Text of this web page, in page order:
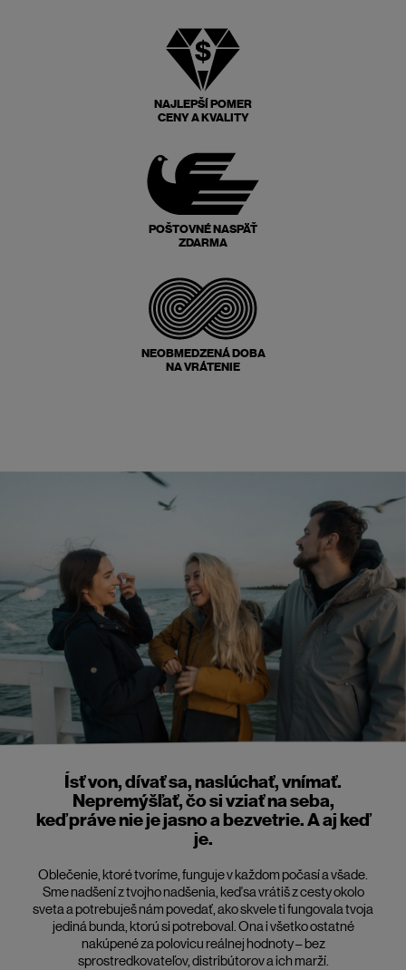
NAJLEPŠÍ POMER
CENY A KVALITY
POŠTOVNÉ NASPÄŤ
ZDARMA
NEOBMEDZENÁ DOBA
NA VRÁTENIE
Ísť von, dívať sa, naslúchať, vnímať.
Nepremýšľať, čo si vziať na seba,
keď práve nie je jasno a bezvetrie. A aj keď
je.
Oblečenie, ktoré tvoríme, funguje v každom počasí a všade.
Sme nadšení z tvojho nadšenia, keď sa vrátiš z cesty okolo
sveta a potrebuješ nám povedať, ako skvele ti fungovala tvoja
jediná bunda, ktorú si potreboval. Ona i všetko ostatné
nakúpené za polovicu reálnej hodnoty – bez
sprostredkovateľov, distribútorov a ich marží.